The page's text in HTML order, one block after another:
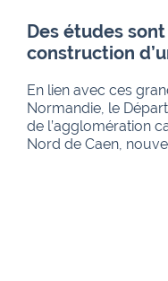
Des études
construction
En lien avec ces
Normandie, le
de l’agglomération
Nord de Caen,